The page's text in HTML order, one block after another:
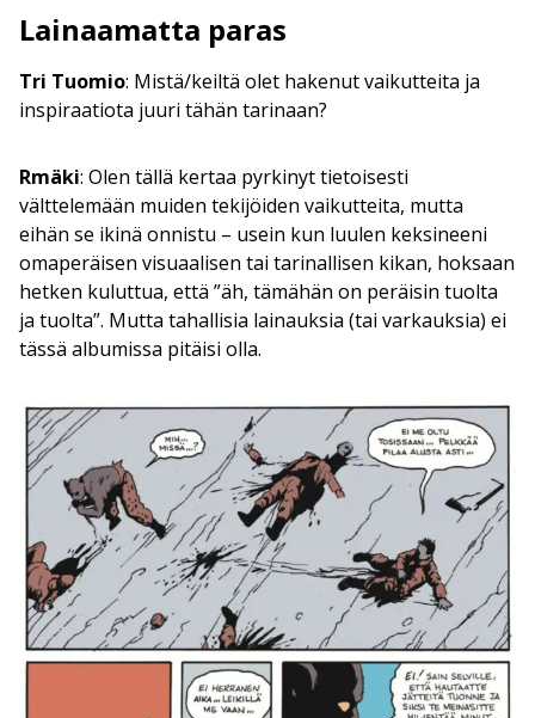
Lainaamatta paras
Tri Tuomio: Mistä/keiltä olet hakenut vaikutteita ja
inspiraatiota juuri tähän tarinaan?
Rmäki: Olen tällä kertaa pyrkinyt tietoisesti
välttelemään muiden tekijöiden vaikutteita, mutta
eihän se ikinä onnistu – usein kun luulen keksineeni
omaperäisen visuaalisen tai tarinallisen kikan, hoksaan
hetken kuluttua, että ”äh, tämähän on peräisin tuolta
ja tuolta”. Mutta tahallisia lainauksia (tai varkauksia) ei
tässä albumissa pitäisi olla.